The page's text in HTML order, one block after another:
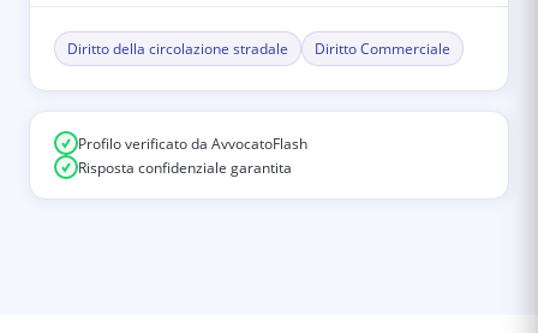
Diritto della circolazione stradale Diritto Commerciale
Profilo verificato da AvvocatoFlash
Risposta confidenziale garantita